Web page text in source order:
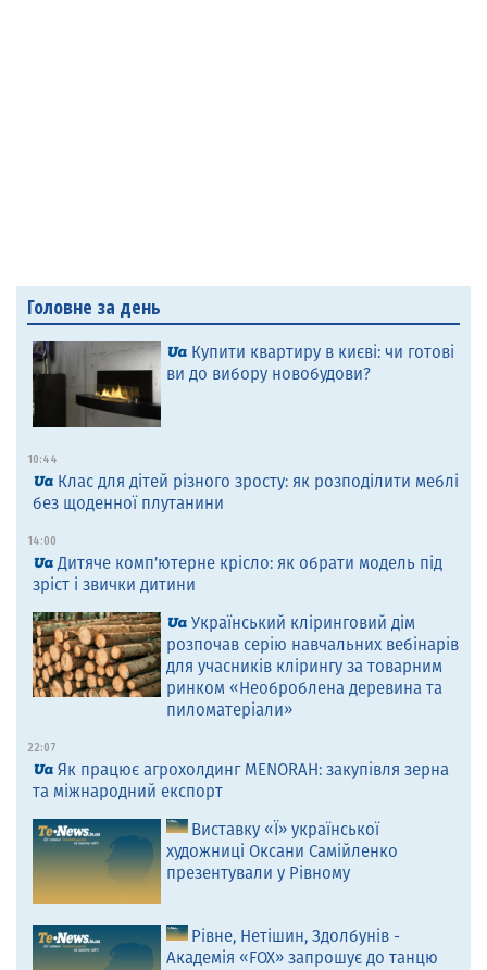
Головне за день
Купити квартиру в києві: чи готові
ви до вибору новобудови?
10:44
Клас для дітей різного зросту: як розподілити меблі
без щоденної плутанини
14:00
Дитяче комп’ютерне крісло: як обрати модель під
зріст і звички дитини
Український кліринговий дім
розпочав серію навчальних вебінарів
для учасників клірингу за товарним
ринком «Необроблена деревина та
пиломатеріали»
22:07
Як працює агрохолдинг MENORAH: закупівля зерна
та міжнародний експорт
Виставку «Ї» української
художниці Оксани Самійленко
презентували у Рівному
Рівне, Нетішин, Здолбунів -
Академія «FOX» запрошує до танцю